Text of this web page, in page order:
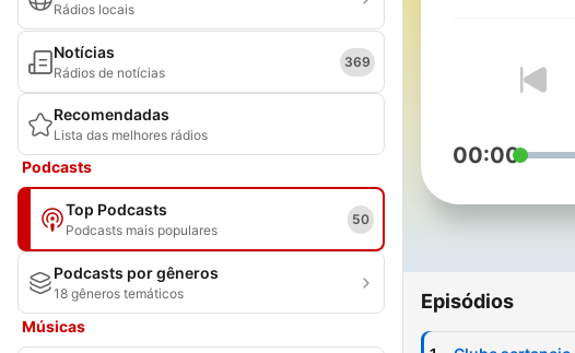
Rádios locais
Notícias
Rádios de notícias
369
Recomendadas
Lista das melhores rádios
Podcasts
Top Podcasts
Podcasts mais populares
50
Podcasts por gêneros
18 gêneros temáticos
Músicas
00:00
Episódios